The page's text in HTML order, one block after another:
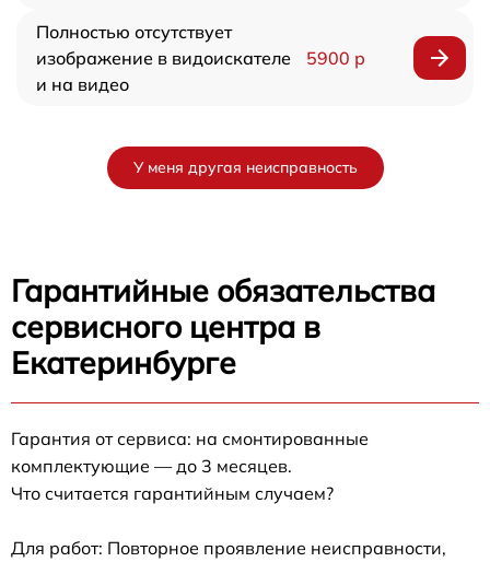
Полностью отсутствует
изображение в видоискателе
и на видео
5900 р
У меня другая неисправность
Гарантийные обязательства
сервисного центра в
Екатеринбурге
Гарантия от сервиса: на смонтированные
комплектующие — до 3 месяцев.
Что считается гарантийным случаем?
Для работ: Повторное проявление неисправности,